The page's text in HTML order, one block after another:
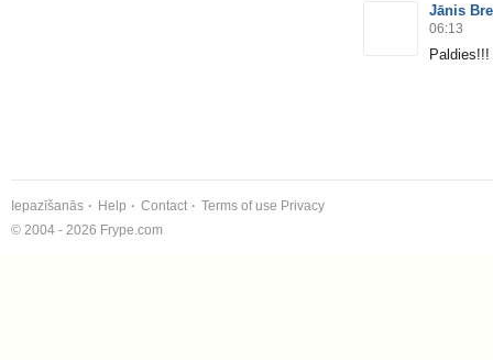
Jānis
06:13
Paldies!!!
Iepazīšanās Help Contact Terms of use Privacy
© 2004 - 2026 Frype.com